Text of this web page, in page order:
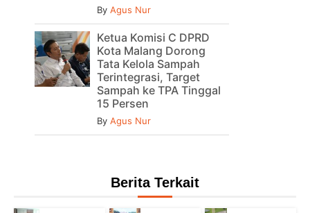
By Agus Nur
Ketua Komisi C DPRD
Kota Malang Dorong
Tata Kelola Sampah
Terintegrasi, Target
Sampah ke TPA Tinggal
15 Persen
By Agus Nur
Berita Terkait